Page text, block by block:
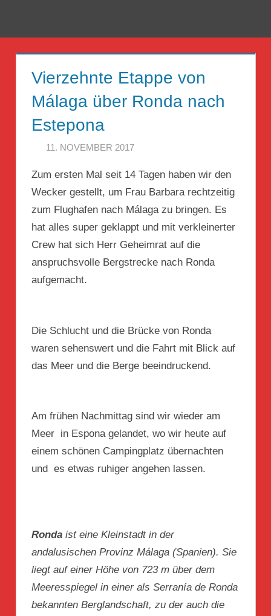
Guckloch
Herr
Geheimrat
Reisen
Vierzehnte Etappe von
Málaga über Ronda nach
Estepona
11. NOVEMBER 2017
Zum ersten Mal seit 14 Tagen haben wir den
Wecker gestellt, um Frau Barbara rechtzeitig
zum Flughafen nach Málaga zu bringen. Es
hat alles super geklappt und mit verkleinerter
Crew hat sich Herr Geheimrat auf die
anspruchsvolle Bergstrecke nach Ronda
aufgemacht.
Die Schlucht und die Brücke von Ronda
waren sehenswert und die Fahrt mit Blick auf
das Meer und die Berge beeindruckend.
Am frühen Nachmittag sind wir wieder am
Meer in Espona gelandet, wo wir heute auf
einem schönen Campingplatz übernachten
und es etwas ruhiger angehen lassen.
Ronda ist eine Kleinstadt in der
andalusischen Provinz Málaga (Spanien). Sie
liegt auf einer Höhe von 723 m über dem
Meeresspiegel in einer als Serranía de Ronda
bekannten Berglandschaft, zu der auch die